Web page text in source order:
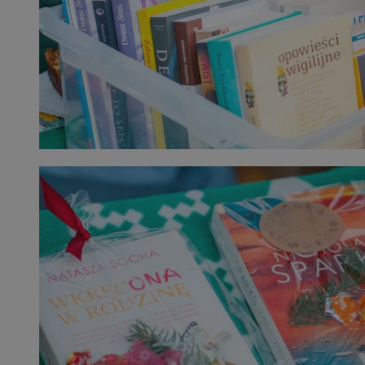
CookieScriptConsent
CookieScript
zabrze.com.pl
4 tygodnie 2
VISITOR_PRIVACY_METADATA
YouTube
.youtube.com
5 miesięcy 4
tygodnie